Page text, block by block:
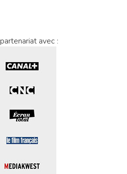
avec :